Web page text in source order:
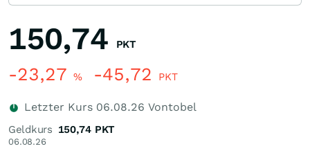
150,74 PKT
-23,27 % -45,72 PKT
Letzter Kurs 06.08.26 Vontobel
Geldkurs
06.08.26
150,74 PKT